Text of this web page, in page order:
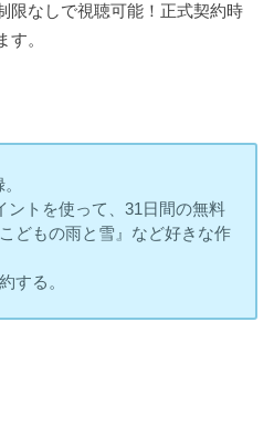
限なしで視聴可能！正式契約時
。
トを使って、31日間の無料
どもの雨と雪』など好きな作
する。